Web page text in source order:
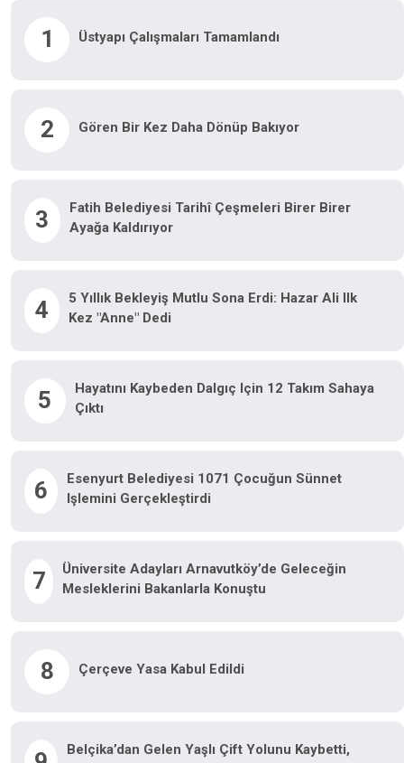
1 Üstyapı Çalışmaları Tamamlandı
2 Gören Bir Kez Daha Dönüp Bakıyor
3
Fatih Belediyesi Tarihî Çeşmeleri Birer Birer
Ayağa Kaldırıyor
4
5 Yıllık Bekleyiş Mutlu Sona Erdi: Hazar Ali Ilk
Kez "anne" Dedi
5
Hayatını Kaybeden Dalgıç Için 12 Takım Sahaya
Çıktı
6
Esenyurt Belediyesi 1071 Çocuğun Sünnet
Işlemini Gerçekleştirdi
7
Üniversite Adayları Arnavutköy’de Geleceğin
Mesleklerini Bakanlarla Konuştu
8 Çerçeve Yasa Kabul Edildi
Belçika’dan Gelen Yaşlı Çift Yolunu Kaybetti,